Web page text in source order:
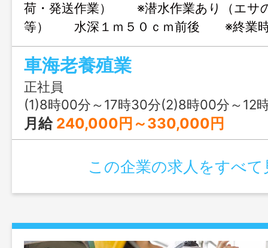
荷・発送作業） ※潜水作業あり（エサ
等） 水深１ｍ５０ｃｍ前後 ※終業時
務あり（月に３～４回） エサやり等
８～９時間程度（変動あり） ※変更範
る業務 ※参考年収 ４３０万円（入社
車海老養殖業
正社員
(1)8時00分～17時30分(2)8時00分～12時00分又は 20
月給 240,000円～330,000円
この企業の求人をすべて